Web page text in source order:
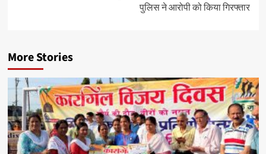
पुलिस ने आरोपी को किया गिरफ्तार
More Stories